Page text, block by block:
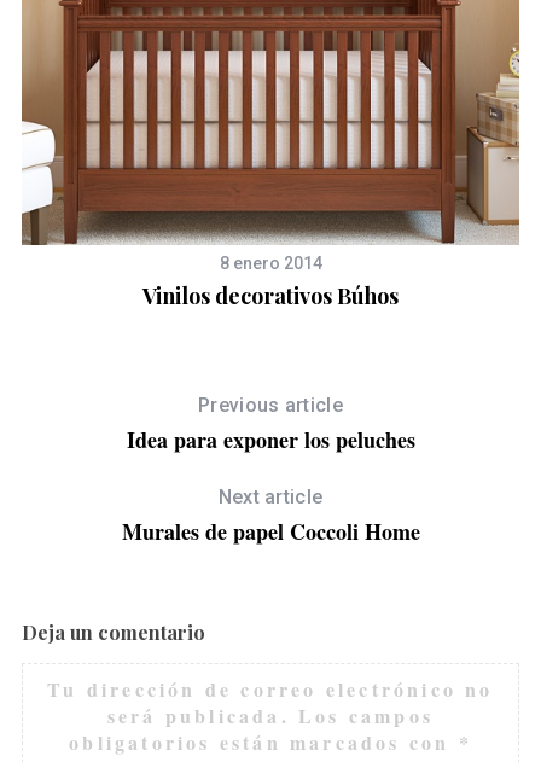
8 enero 2014
Vinilos decorativos Búhos
Previous article
Idea para exponer los peluches
Next article
Murales de papel Coccoli Home
Deja un comentario
Tu dirección de correo electrónico no
será publicada. Los campos
obligatorios están marcados con *
r
h
o
: